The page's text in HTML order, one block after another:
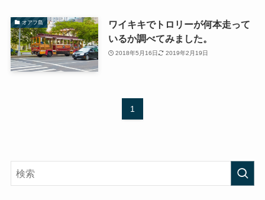
オアフ島
ワイキキでトロリーが何本走って
いるか調べてみました。
2018年5月16日 2019年2月19日
1